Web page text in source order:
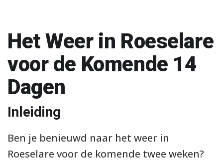
Het Weer in Roeselare
voor de Komende 14
Dagen
Inleiding
Ben je benieuwd naar het weer in
Roeselare voor de komende twee weken?